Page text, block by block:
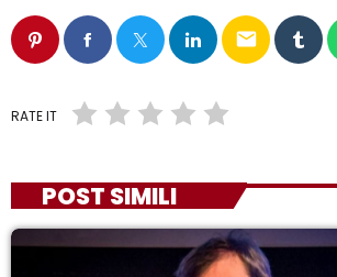
email
RATE IT
POST SIMILI